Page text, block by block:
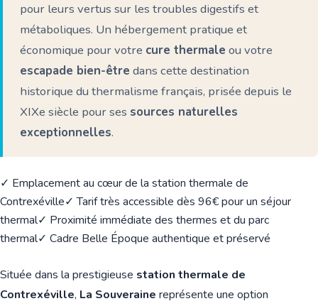
pour leurs vertus sur les troubles digestifs et
métaboliques. Un hébergement pratique et
économique pour votre cure thermale ou votre
escapade bien-être dans cette destination
historique du thermalisme français, prisée depuis le
XIXe siècle pour ses sources naturelles
exceptionnelles.
✓ Emplacement au cœur de la station thermale de
Contrexéville✓ Tarif très accessible dès 96€ pour un séjour
thermal✓ Proximité immédiate des thermes et du parc
thermal✓ Cadre Belle Époque authentique et préservé
Située dans la prestigieuse station thermale de
Contrexéville, La Souveraine représente une option